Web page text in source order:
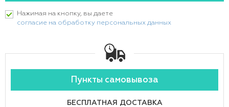
Нажимая на кнопку, вы даете
согласие на обработку персональных данных
Пункты самовывоза
БЕСПЛАТНАЯ ДОСТАВКА